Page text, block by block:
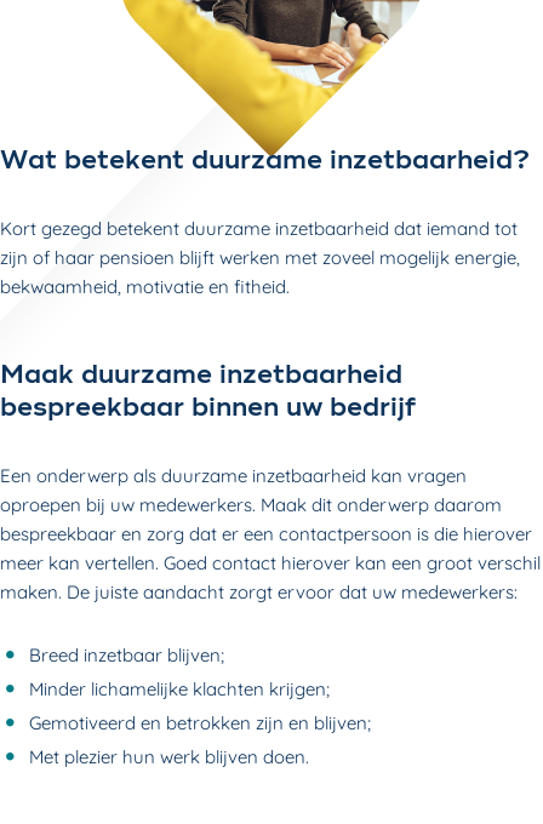
Wat betekent duurzame inzetbaarheid?
Kort gezegd betekent duurzame inzetbaarheid dat iemand tot
zijn of haar pensioen blijft werken met zoveel mogelijk energie,
bekwaamheid, motivatie en fitheid.
Maak duurzame inzetbaarheid
bespreekbaar binnen uw bedrijf
Een onderwerp als duurzame inzetbaarheid kan vragen
oproepen bij uw medewerkers. Maak dit onderwerp daarom
bespreekbaar en zorg dat er een contactpersoon is die hierover
meer kan vertellen. Goed contact hierover kan een groot verschil
maken. De juiste aandacht zorgt ervoor dat uw medewerkers:
Breed inzetbaar blijven;
Minder lichamelijke klachten krijgen;
Gemotiveerd en betrokken zijn en blijven;
Met plezier hun werk blijven doen.